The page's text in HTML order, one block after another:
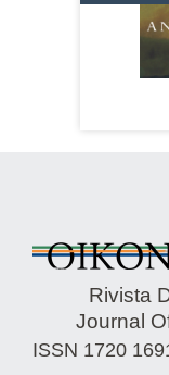
Rivista
Journal
ISSN 1720